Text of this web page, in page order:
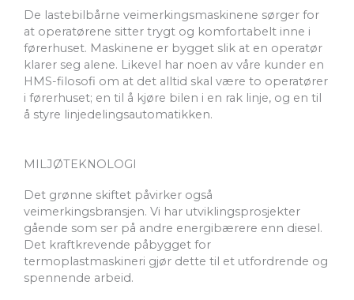
De lastebilbårne veimerkingsmaskinene sørger for
at operatørene sitter trygt og komfortabelt inne i
førerhuset. Maskinene er bygget slik at en operatør
klarer seg alene. Likevel har noen av våre kunder en
HMS-filosofi om at det alltid skal være to operatører
i førerhuset; en til å kjøre bilen i en rak linje, og en til
å styre linjedelingsautomatikken.
MILJØTEKNOLOGI
Det grønne skiftet påvirker også
veimerkingsbransjen. Vi har utviklingsprosjekter
gående som ser på andre energibærere enn diesel.
Det kraftkrevende påbygget for
termoplastmaskineri gjør dette til et utfordrende og
spennende arbeid.